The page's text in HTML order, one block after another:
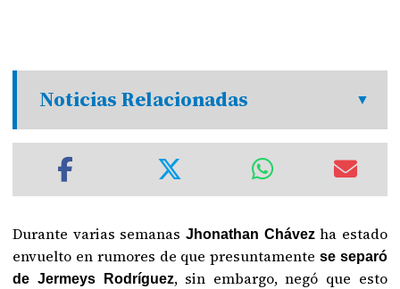
Noticias Relacionadas
Durante varias semanas Jhonathan Chávezha estado
envuelto en rumores de que presuntamente se separó
de Jermeys Rodríguez, sin embargo, negó que esto